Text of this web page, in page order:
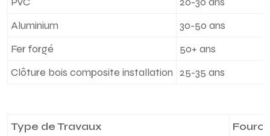
Aluminium
30-50 ans
Fer forgé
50+ ans
Clôture bois composite installation 25-35 ans
Type de Travaux